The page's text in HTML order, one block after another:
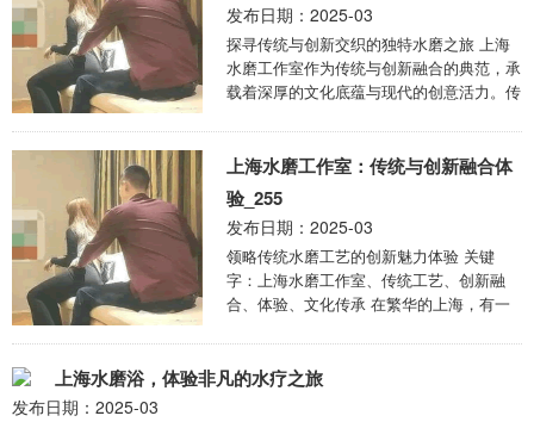
发布日期：2025-03
探寻传统与创新交织的独特水磨之旅 上海
水磨工作室作为传统与创新融合的典范，承
载着深厚的文化底蕴与现代的创意活力。传
源于民间 ...
上海水磨工作室：传统与创新融合体
验_255
发布日期：2025-03
领略传统水磨工艺的创新魅力体验 关键
字：上海水磨工作室、传统工艺、创新融
合、体验、文化传承 在繁华的上海，有一
一座连接传统 ...
上海水磨浴，体验非凡的水疗之旅
发布日期：2025-03